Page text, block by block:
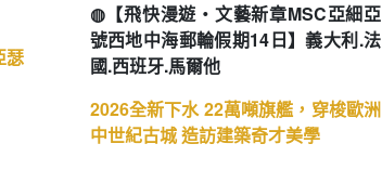
瑟
◍【飛快漫遊・文藝新章MSC亞細亞
號西地中海郵輪假期14日】義大利.法
國.西班牙.馬爾他
2026全新下水 22萬噸旗艦，穿梭歐洲
中世紀古城 造訪建築奇才美學